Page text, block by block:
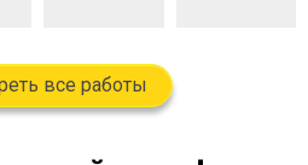
все работы